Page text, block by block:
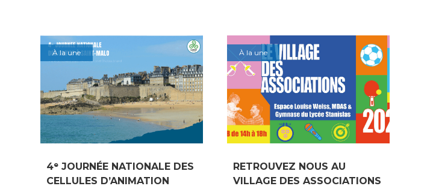
À la une
4ᵉ JOURNÉE NATIONALE DES
CELLULES D’ANIMATION
À la une
RETROUVEZ NOUS AU
VILLAGE DES ASSOCIATIONS